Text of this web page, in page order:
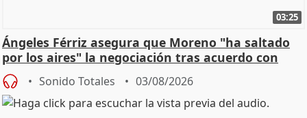
03:25
Ángeles Férriz asegura que Moreno "ha saltado
por los aires" la negociación tras acuerdo con
SMA
Sonido Totales 03/08/2026